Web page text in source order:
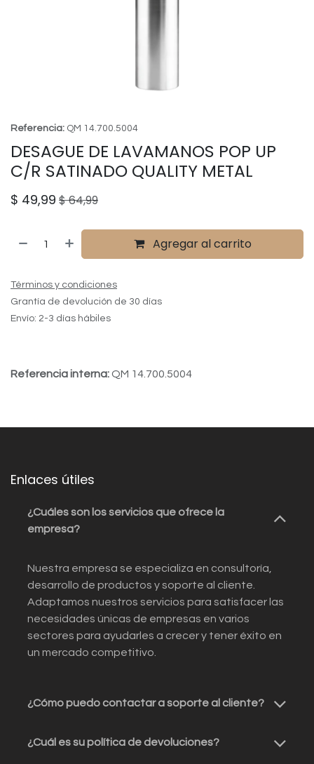
Referencia: QM 14.700.5004
DESAGUE DE LAVAMANOS POP UP
C/R SATINADO QUALITY METAL
$ 49,99 $64,99
Agregar al carrito
Términos y condiciones
Grantía de devolución de 30 días
Envío: 2-3 días hábiles
Referencia interna: QM 14.700.5004
Enlaces útiles
¿Cuáles son los servicios que ofrece la
empresa?
Nuestra empresa se especializa en consultoría,
desarrollo de productos y soporte al cliente.
Adaptamos nuestros servicios para satisfacer las
necesidades únicas de empresas en varios
sectores para ayudarles a crecer y tener éxito en
un mercado competitivo.
¿Cómo puedo contactar a soporte al cliente?
¿Cuál es su política de devoluciones?